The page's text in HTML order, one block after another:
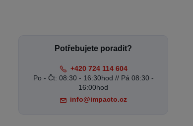
Potřebujete poradit?
+420 724 114 604
Po - Čt: 08:30 - 16:30hod // Pá 08:30 -
16:00hod
info@impacto.cz